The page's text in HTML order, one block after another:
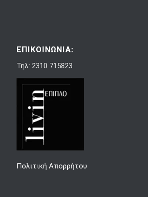
ΕΠΙΚΟΙΝΩΝΙΑ:
Τηλ: 2310 715823
Πολιτική Απορρήτου